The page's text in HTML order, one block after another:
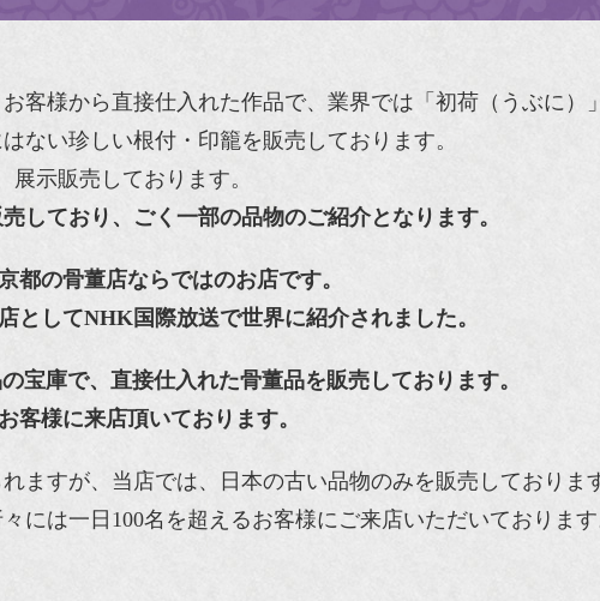
客様から直接仕入れた作品で、業界では「初荷（うぶに）
ない珍しい根付・印籠を販売しております。
示販売しております。
しており、ごく一部の品物のご紹介となります。
の骨董店ならではのお店です。
としてNHK国際放送で世界に紹介されました。
宝庫で、直接仕入れた骨董品を販売しております。
客様に来店頂いております。
ますが、当店では、日本の古い品物のみを販売しておりま
には一日100名を超えるお客様にご来店いただいております